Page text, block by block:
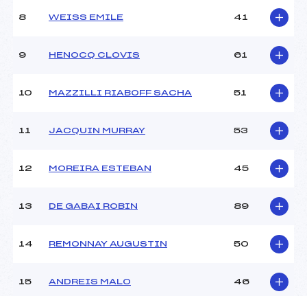
8 WEISS EMILE 41
9 HENOCQ CLOVIS 61
10 MAZZILLI RIABOFF SACHA 51
11 JACQUIN MURRAY 53
12 MOREIRA ESTEBAN 45
13 DE GABAI ROBIN 89
14 REMONNAY AUGUSTIN 50
15 ANDREIS MALO 46